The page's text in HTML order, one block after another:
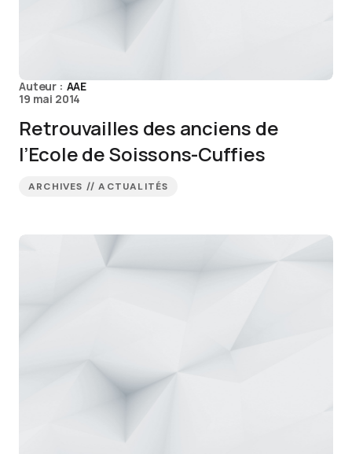
Auteur : AAE
19 mai 2014
Retrouvailles des anciens de
l’Ecole de Soissons-Cuffies
ARCHIVES // ACTUALITÉS